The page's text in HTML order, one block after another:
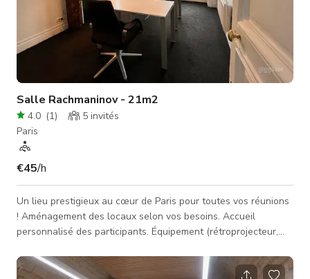
Salle Rachmaninov - 21m2
4.0 (1) 5 invités
Paris
€45/h
Un lieu prestigieux au cœur de Paris pour toutes vos réunions
! Aménagement des locaux selon vos besoins. Accueil
personnalisé des participants. Équipement (rétroprojecteur,
café… service en chambre). Veuillez noter que la TVA n'est